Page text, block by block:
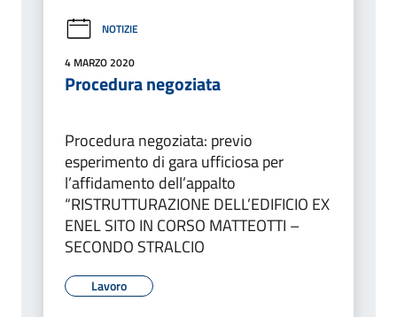
NOTIZIE
4 MARZO 2020
Procedura negoziata
Procedura negoziata: previo
esperimento di gara ufficiosa per
l’affidamento dell’appalto
“RISTRUTTURAZIONE DELL’EDIFICIO EX
ENEL SITO IN CORSO MATTEOTTI –
SECONDO STRALCIO
Lavoro